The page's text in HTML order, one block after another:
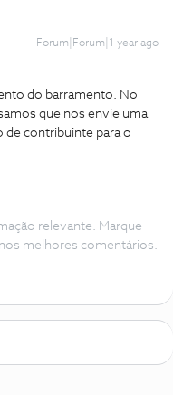
Forum|Forum|1 year ago
do barramento. No
que nos envie uma
de contribuinte para o
relevante. Marque
melhores comentários.